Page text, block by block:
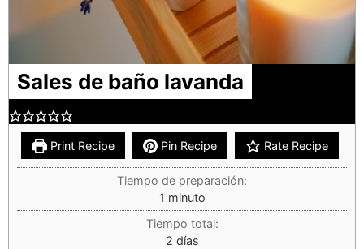
Sales de baño lavanda
Print Recipe Pin Recipe Rate Recipe
Tiempo de preparación:
1 minuto
Tiempo total:
2 días